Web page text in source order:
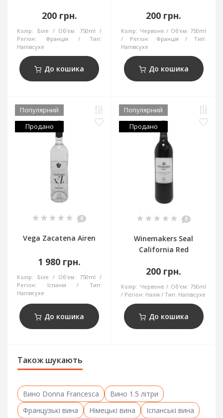
200 грн.
Колір: Біле Об'єм:
750ml
Регіон:
Франція
Тип:
Напівсухе
До кошика
200 грн.
Колір: Червоне Об'єм: 750ml
Регіон:
Франція
Тип:
Напівсухе
До кошика
Популярний
Продано
0
Vega Zacatena Airen
1 980 грн.
Колір: Біле Об'єм:
750ml
Регіон:
Іспанія
Тип:
Напівсухе
До кошика
Популярний
Продано
0
Winemakers Seal
California Red
200 грн.
Колір: Червоне Об'єм: 750ml
Регіон: Італія Тип: Напівсухе
До кошика
Також шукають
Вино Donna Francesca
Вино 1.5 літри
Французькі вина
Німецькі вина
Іспанські вина